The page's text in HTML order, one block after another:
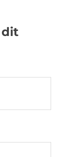
dit